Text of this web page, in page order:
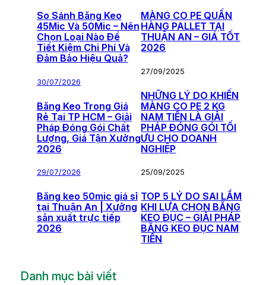
So Sánh Băng Keo
45Mic Và 50Mic – Nên
Chọn Loại Nào Để
Tiết Kiệm Chi Phí Và
Đảm Bảo Hiệu Quả?
30/07/2026
Băng Keo Trong Giá
Rẻ Tại TP HCM – Giải
Pháp Đóng Gói Chất
Lượng, Giá Tận Xưởng
2026
29/07/2026
Băng keo 50mic giá sỉ
tại Thuận An | Xưởng
sản xuất trực tiếp
2026
MÀNG CO PE QUẤN
HÀNG PALLET TẠI
THUẬN AN – GIÁ TỐT
2026
27/09/2025
NHỮNG LÝ DO KHIẾN
MÀNG CO PE 2 KG
NAM TIẾN LÀ GIẢI
PHÁP ĐÓNG GÓI TỐI
ƯU CHO DOANH
NGHIỆP
25/09/2025
TOP 5 LÝ DO SAI LẦM
KHI LỰA CHỌN BĂNG
KEO ĐỤC – GIẢI PHÁP
BĂNG KEO ĐỤC NAM
TIẾN
Danh mục bài viết